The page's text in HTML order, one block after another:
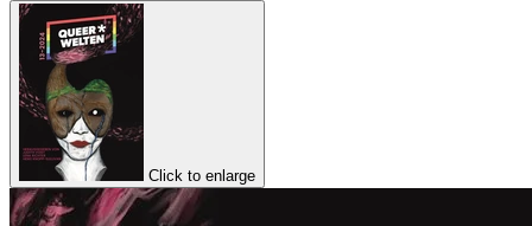
Click to enlarge